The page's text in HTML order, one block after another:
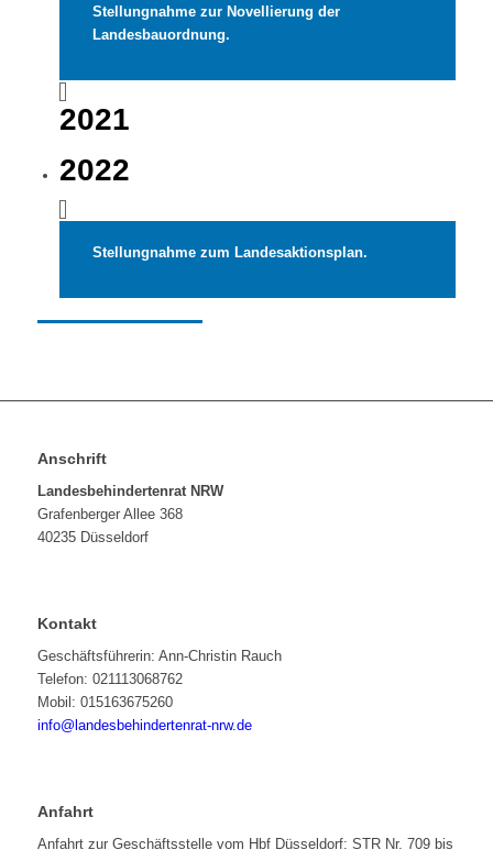
Stellungnahme zur Novellierung der
Landesbauordnung.
2021
2022
Stellungnahme zum Landesaktionsplan.
Anschrift
Landesbehindertenrat NRW
Grafenberger Allee 368
40235 Düsseldorf
Kontakt
Geschäftsführerin: Ann-Christin Rauch
Telefon: 021113068762
Mobil: 015163675260
info@landesbehindertenrat-nrw.de
Anfahrt
Anfahrt zur Geschäftsstelle vom Hbf Düsseldorf: STR Nr. 709 bis